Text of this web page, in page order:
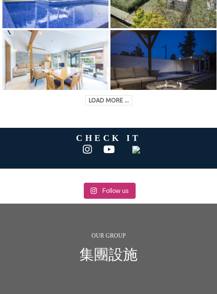
LOAD MORE ...
CHECK IT
Follow us
OUR GROUP
集團設施